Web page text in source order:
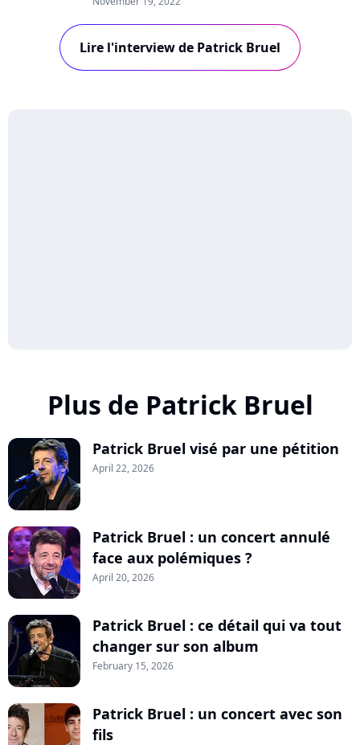
Hoshi ou Mosimann et son rapport au succès.
Interview !
Lire l'interview de Patrick Bruel
Plus de Patrick Bruel
Patrick Bruel visé par une pétition
April 22, 2026
Patrick Bruel : un concert annulé
face aux polémiques ?
April 20, 2026
Patrick Bruel : ce détail qui va tout
changer sur son album
February 15, 2026
Patrick Bruel : un concert avec son
fils